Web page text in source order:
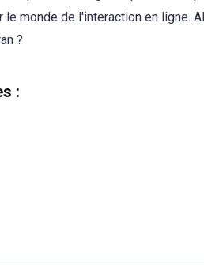
le monde de l'interaction en ligne.
?
: